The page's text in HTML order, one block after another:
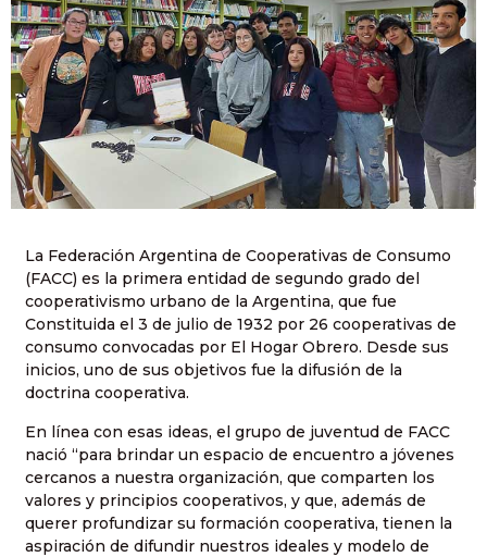
La Federación Argentina de Cooperativas de Consumo
(FACC) es la primera entidad de segundo grado del
cooperativismo urbano de la Argentina, que fue
Constituida el 3 de julio de 1932 por 26 cooperativas de
consumo convocadas por El Hogar Obrero. Desde sus
inicios, uno de sus objetivos fue la difusión de la
doctrina cooperativa.
En línea con esas ideas, el grupo de juventud de FACC
nació “para brindar un espacio de encuentro a jóvenes
cercanos a nuestra organización, que comparten los
valores y principios cooperativos, y que, además de
querer profundizar su formación cooperativa, tienen la
aspiración de difundir nuestros ideales y modelo de